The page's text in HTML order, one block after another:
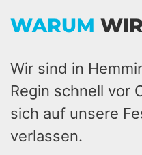
WARUM
Wir sind in
Regin schnell vor
sich auf unsere
verlassen.